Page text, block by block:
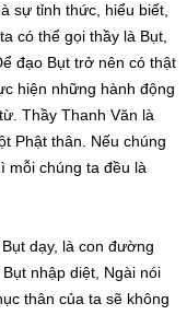
sự tỉnh thức, hiểu biết,
có thể gọi thầy là Bụt,
đạo Bụt trở nên có thật
hiện những hành động
Thầy Thanh Văn là
Phật thân. Nếu chúng
mỗi chúng ta đều là
dạy, là con đường
nhập diệt, Ngài nói
thân của ta sẽ không